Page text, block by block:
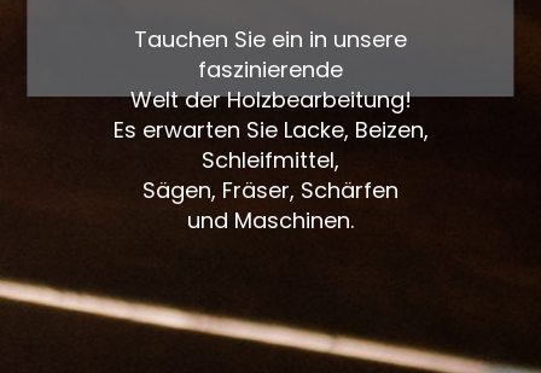
Tauchen Sie ein in unsere
faszinierende
Welt der Holzbearbeitung!
Es erwarten Sie Lacke, Beizen,
Schleifmittel,
Sägen, Fräser, Schärfen
und Maschinen.